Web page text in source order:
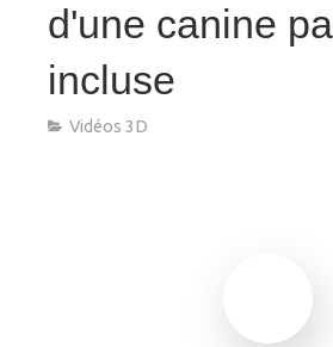
d'une canine
incluse
Vidéos 3D